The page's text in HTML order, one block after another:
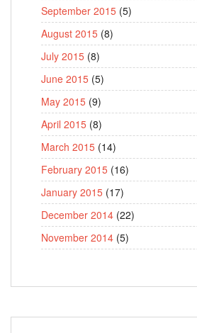
September 2015 (5)
August 2015 (8)
July 2015 (8)
June 2015 (5)
May 2015 (9)
April 2015 (8)
March 2015 (14)
February 2015 (16)
January 2015 (17)
December 2014 (22)
November 2014 (5)